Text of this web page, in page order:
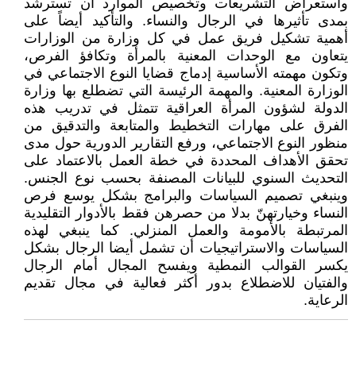
واستعراض التشريعات وتخصيص الموارد أن تسترشد
بمدى تأثيرها في الرجال والنساء. والتأكيد أيضاً على
أهمية تشكيل فريق عمل في كل وزارة من الوزارات
يتعاون مع الوحدات المعنية بالمرأة وتكافؤ الفرص،
وتكون مهمته الأساسية إدماج قضايا النوع الاجتماعي في
الوزارة المعنية. والمهمة الرئيسة التي تضطلع بها وزارة
الدولة لشؤون المرأة العراقية تتمثل في تدريب هذه
الفرق على مهارات التخطيط والمتابعة والتدقيق من
منظور النوع الاجتماعي، ورفع التقارير الدورية حول مدى
تحقق الأهداف المحددة في خطة العمل بالاعتماد على
التحديث السنوي للبيانات المصنفة بحسب نوع الجنس.
وينبغي تصميم السياسات والبرامج بشكل يوسع فرص
النساء وخيارتهنّ بدلا من حصرهن فقط بالأدوار التقليدية
المرتبطة بالأمومة والعمل المنزلي. كما ينبغي لهذه
السياسات والاستراتيجيات أن تشمل أيضا الرجال بشكل
يكسر القوالب النمطية ويفسح المجال أمام الرجال
والفتيان للاضطلاع بدور أكثر فعالية في مجال تقديم
الرعاية.